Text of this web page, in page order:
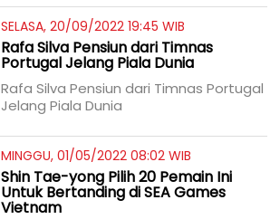
SELASA, 20/09/2022 19:45 WIB
Rafa Silva Pensiun dari Timnas
Portugal Jelang Piala Dunia
Rafa Silva Pensiun dari Timnas Portugal
Jelang Piala Dunia
MINGGU, 01/05/2022 08:02 WIB
Shin Tae-yong Pilih 20 Pemain Ini
Untuk Bertanding di SEA Games
Vietnam